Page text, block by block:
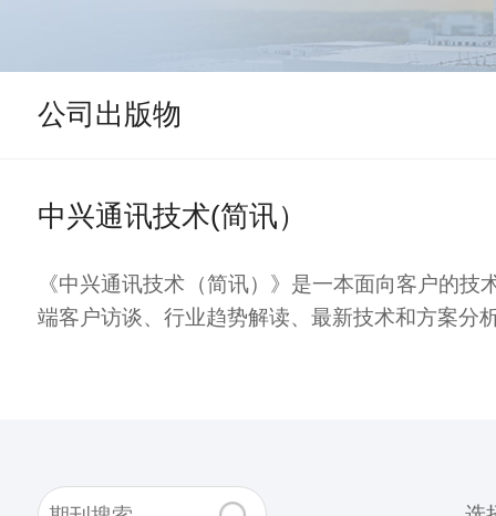
公司出版物
中兴通讯技术(简讯）
《中兴通讯技术（简讯）》是一本面向客户的技
端客户访谈、行业趋势解读、最新技术和方案分